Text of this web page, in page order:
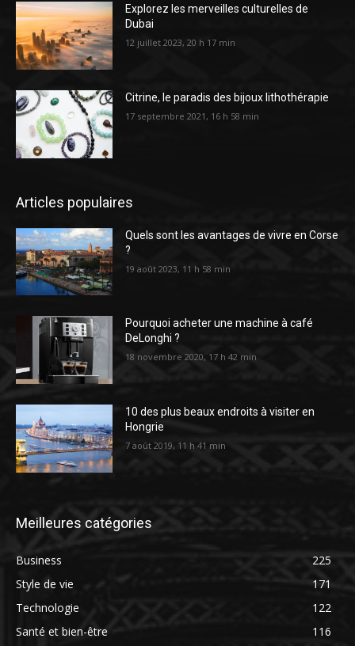
Explorez les merveilles culturelles de
Dubai
12 juillet 2023, 20 h 17 min
Citrine, le paradis des bijoux lithothérapie
17 septembre 2021, 16 h 58 min
Articles populaires
Quels sont les avantages de vivre en Corse
?
19 août 2023, 11 h 58 min
Pourquoi acheter une machine à café
DeLonghi ?
18 novembre 2020, 17 h 42 min
10 des plus beaux endroits à visiter en
Hongrie
7 août 2019, 11 h 41 min
Meilleures catégories
Business
225
Style de vie
171
Technologie
122
Santé et bien-être
116